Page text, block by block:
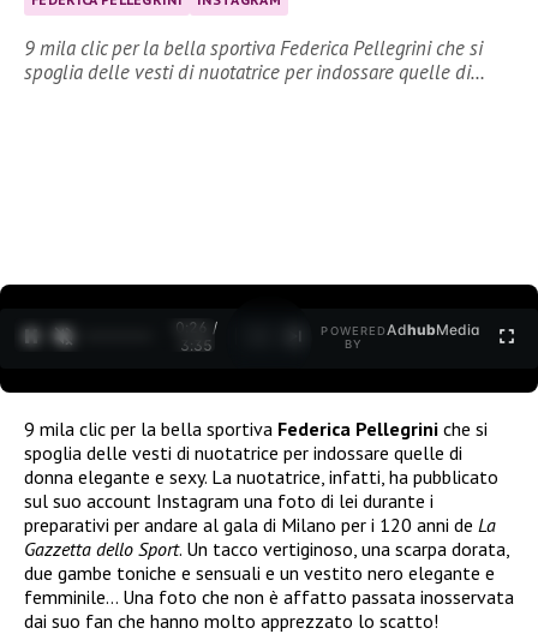
9 mila clic per la bella sportiva Federica Pellegrini che si
spoglia delle vesti di nuotatrice per indossare quelle di…
0:27 /
3:35
POWERED
BY
AdhubMedia
9 mila clic per la bella sportiva Federica Pellegrini che si
spoglia delle vesti di nuotatrice per indossare quelle di
donna elegante e sexy. La nuotatrice, infatti, ha pubblicato
sul suo account Instagram una foto di lei durante i
preparativi per andare al gala di Milano per i 120 anni de La
Gazzetta dello Sport. Un tacco vertiginoso, una scarpa dorata,
due gambe toniche e sensuali e un vestito nero elegante e
femminile… Una foto che non è affatto passata inosservata
dai suo fan che hanno molto apprezzato lo scatto!